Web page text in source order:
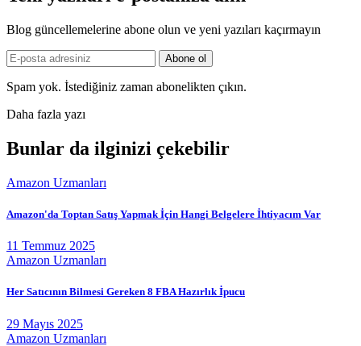
Blog güncellemelerine abone olun ve yeni yazıları kaçırmayın
Spam yok. İstediğiniz zaman abonelikten çıkın.
Daha fazla yazı
Bunlar da ilginizi çekebilir
Amazon Uzmanları
Amazon'da Toptan Satış Yapmak İçin Hangi Belgelere İhtiyacım Var
11 Temmuz 2025
Amazon Uzmanları
Her Satıcının Bilmesi Gereken 8 FBA Hazırlık İpucu
29 Mayıs 2025
Amazon Uzmanları